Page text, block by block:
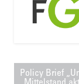
Policy Brief